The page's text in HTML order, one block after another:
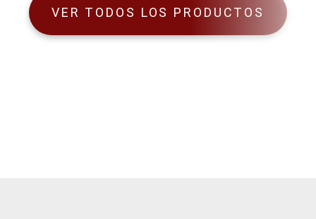
VER TODOS LOS PRODUCTOS